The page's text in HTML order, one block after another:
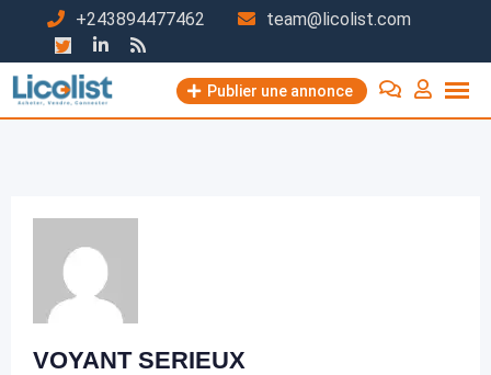
contenu
+243894477462 team@licolist.com
Publier une annonce
VOYANT SERIEUX